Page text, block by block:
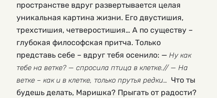
пространстве вдруг развертывается целая
уникальная картина жизни. Его двустишия,
трехстишия, четверостишия… А по существу –
глубокая философская притча. Только
представь себе – вдруг тебя осенило: — Ну как
тебе на ветке? — спросила птица в клетке.// — На
ветке – как и в клетке, только прутья редки… Что ты
будешь делать, Маришка? Прыгать от радости?